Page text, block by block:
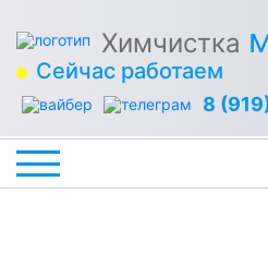
Химчистка
Сейчас работаем
8